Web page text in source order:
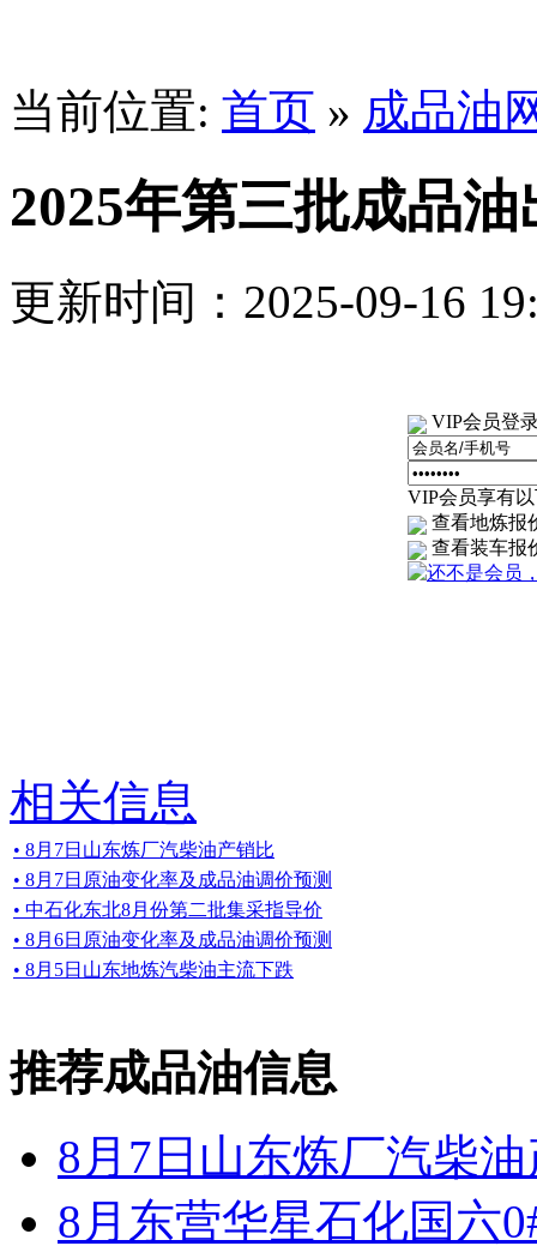
当前位置: 首页 » 成品油
2025年第三批成品
更新时间：2025-09-16
VIP会员登
VIP会员享有
查看地炼报
查看装车报
相关信息
• 8月7日山东炼厂汽柴油产销比
• 8月7日原油变化率及成品油调价预测
• 中石化东北8月份第二批集采指导价
• 8月6日原油变化率及成品油调价预测
• 8月5日山东地炼汽柴油主流下跌
推荐成品油信息
8月7日山东炼厂汽柴
8月东营华星石化国六